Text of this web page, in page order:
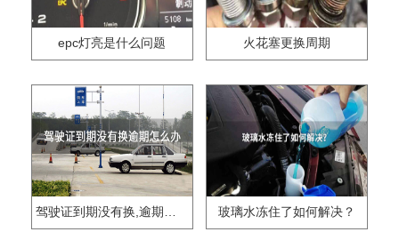
epc灯亮是什么问题 火花塞更换周期
驾驶证到期没有换,逾期怎么办?? 玻璃水冻住了如何解决？